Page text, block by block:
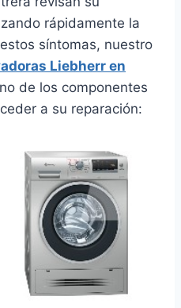
rápidamente la
síntomas, nuestro
Liebherr en
de los componentes
a su reparación: